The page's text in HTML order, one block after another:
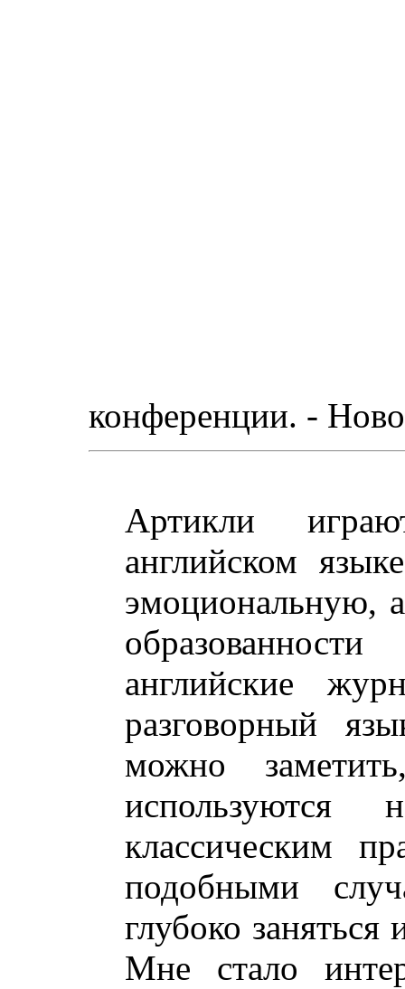
конференции. -
Артикли
английском
эмоциональную,
английские
разговорный
можно
классическим
подобными
глубоко
Мне стало